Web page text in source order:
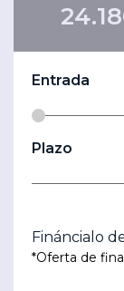
Entrada
Plazo
Fináncialo
*Oferta de